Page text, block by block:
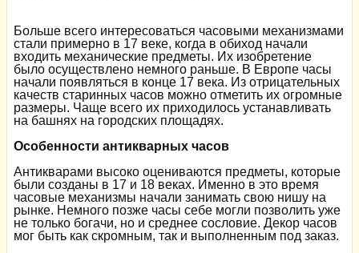
Больше всего интересоваться часовыми механизмами
стали примерно в 17 веке, когда в обиход начали
входить механические предметы. Их изобретение
было осуществлено немного раньше. В Европе часы
начали появляться в конце 17 века. Из отрицательных
качеств старинных часов можно отметить их огромные
размеры. Чаще всего их приходилось устанавливать
на башнях на городских площадях.
Особенности антикварных часов
Антикварами высоко оцениваются предметы, которые
были созданы в 17 и 18 веках. Именно в это время
часовые механизмы начали занимать свою нишу на
рынке. Немного позже часы себе могли позволить уже
не только богачи, но и среднее сословие. Декор часов
мог быть как скромным, так и выполненным под заказ.